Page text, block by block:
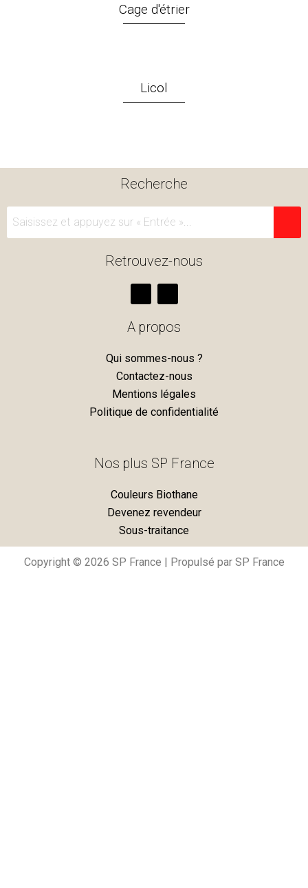
Cage d'étrier
Licol
Recherche
Retrouvez-nous
F
c
b
k
I
s
a
a
m
A propos
Qui sommes-nous ?
Contactez-nous
Mentions légales
Politique de confidentialité
Nos plus SP France
Couleurs Biothane
Devenez revendeur
Sous-traitance
Copyright © 2026 SP France | Propulsé par SP France